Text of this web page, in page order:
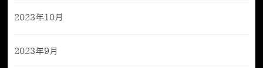
2023年10月
2023年9月